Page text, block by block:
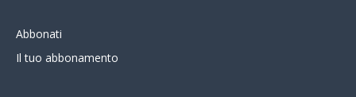
Abbonati
Il tuo abbonamento